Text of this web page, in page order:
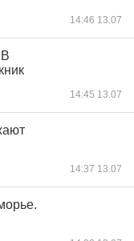
14:46 13.07
14:45 13.07
14:37 13.07